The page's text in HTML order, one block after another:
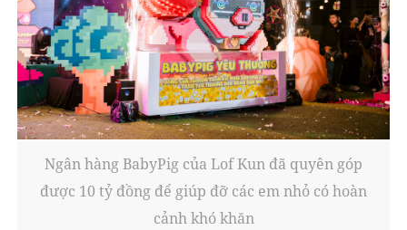
Ngân hàng BabyPig của Lof Kun đã quyên góp
được 10 tỷ đồng để giúp đỡ các em nhỏ có hoàn
cảnh khó khăn